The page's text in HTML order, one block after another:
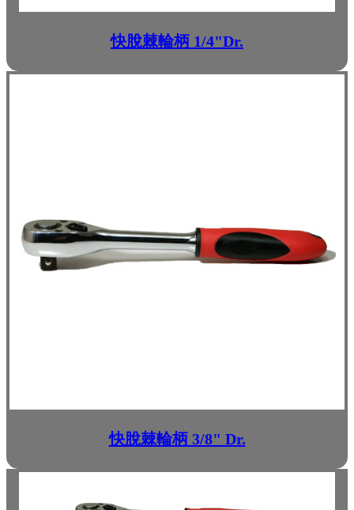
快脫棘輪柄 1/4"Dr.
快脫棘輪柄 3/8" Dr.